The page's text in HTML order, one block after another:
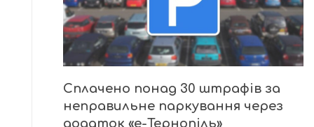
Сплачено понад 30 штрафів за
неправильне паркування через
додаток «е-Тернопіль»